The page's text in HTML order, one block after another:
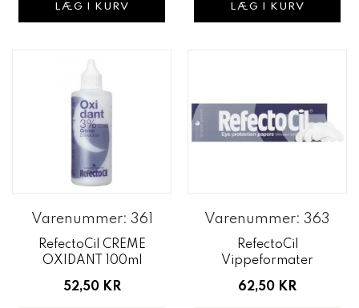
LÆG I KURV LÆG I KURV
Varenummer: 361
RefectoCil CREME
OXIDANT 100ml
52,50 KR
Varenummer: 363
RefectoCil
Vippeformater
62,50 KR